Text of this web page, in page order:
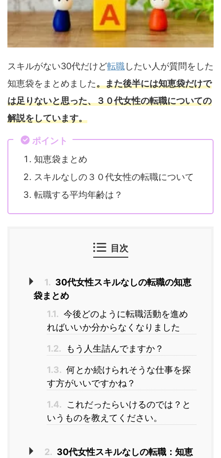
スキルがない30代だけど転職したい人が質問をした
知恵袋をまとめました。また後半には知恵袋だけで
は足りないと思った、３０代女性の転職についての
解説をしています。
ポイント
知恵袋まとめ
スキルなしの３０代女性の転職について
転職する平均年齢は？
目次
1. 30代女性スキルなしの転職の知恵
袋まとめ
1.1. 今後どのように転職活動を進め
ればいいか分からなくなりました
1.2. もう人生詰んでますか？
1.3. 何とか続けられそうな仕事を探
す方がいいですかね？
1.4.
これだったらいけるのでは？と
いうものを教えてください。
2. 30代女性スキルなしの転職：知恵